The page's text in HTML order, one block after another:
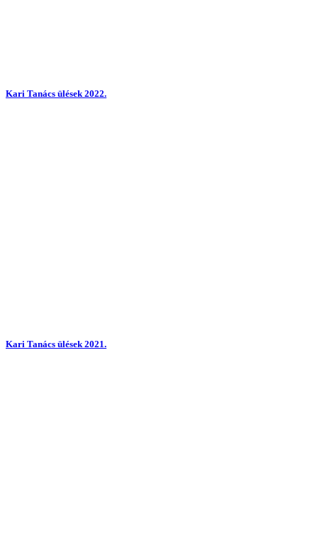
Kari Tanács ülések 2022.
Kari Tanács ülések 2021.